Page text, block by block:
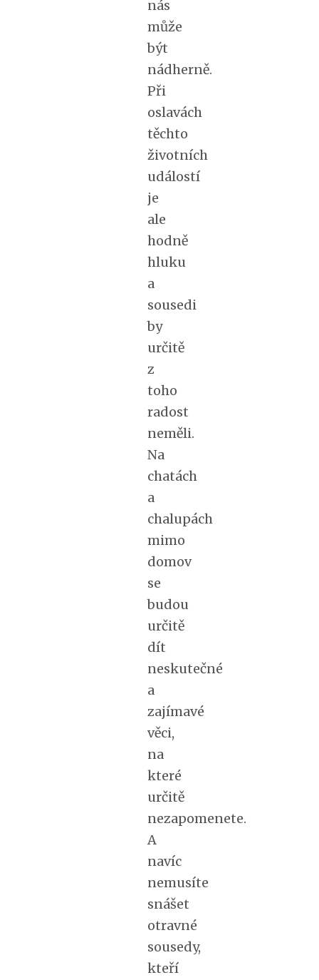
nás
může
být
nádherně.
Při
oslavách
těchto
životních
událostí
je
ale
hodně
hluku
a
sousedi
by
určitě
z
toho
radost
neměli.
Na
chatách
a
chalupách
mimo
domov
se
budou
určitě
dít
neskutečné
a
zajímavé
věci,
na
které
určitě
nezapomenete.
A
navíc
nemusíte
snášet
otravné
sousedy,
kteří